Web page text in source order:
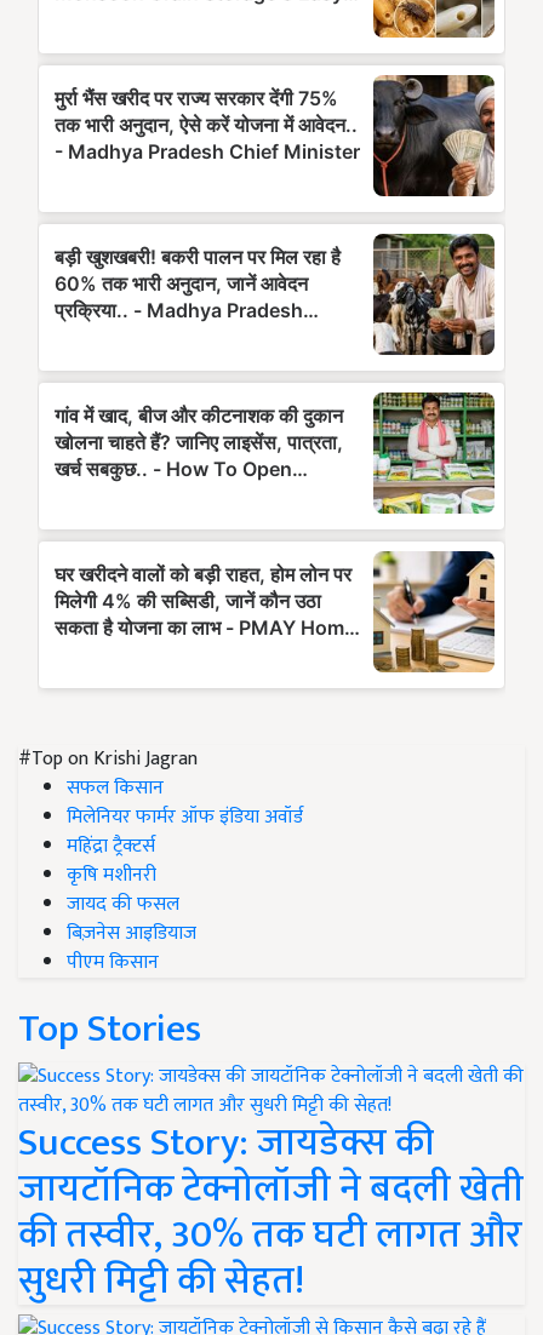
#Top on Krishi Jagran
सफल किसान
मिलेनियर फार्मर ऑफ इंडिया अवॉर्ड
महिंद्रा ट्रैक्टर्स
कृषि मशीनरी
जायद की फसल
बिज़नेस आइडियाज
पीएम किसान
Top Stories
Success Story: जायडेक्स की
जायटॉनिक टेक्नोलॉजी ने बदली खेती
की तस्वीर, 30% तक घटी लागत और
सुधरी मिट्टी की सेहत!